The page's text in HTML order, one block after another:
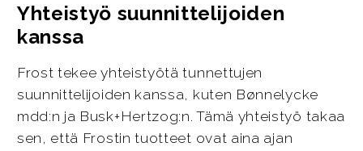
Yhteistyö suunnittelijoiden
kanssa
Frost tekee yhteistyötä tunnettujen
suunnittelijoiden kanssa, kuten Bønnelycke
mdd:n ja Busk+Hertzog:n. Tämä yhteistyö takaa
sen, että Frostin tuotteet ovat aina ajan